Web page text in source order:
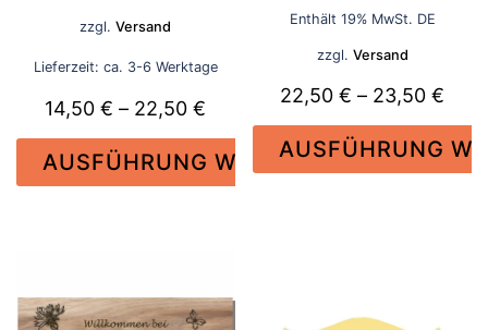
zzgl.Versand
Lieferzeit: ca. 3-6 Werktage
14,50€ – 22,50€ Preisspanne:
14,50 €
bis
AUSFÜHRUNG WÄHLEN
mehrere
Varianten
Enthält 19% MwSt. DE
zzgl. Versand
22,50€ – 23,50€
bis
AUSFÜHRUNG
Varianten